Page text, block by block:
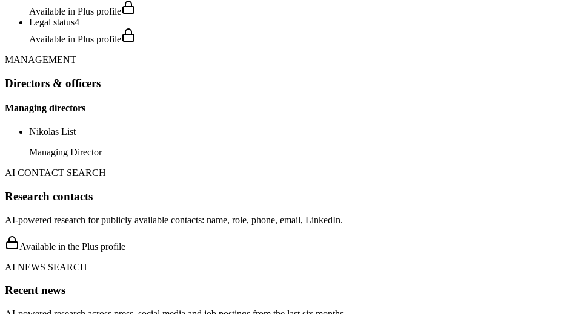
Available in Plus profile
Legal status4
Available in Plus profile
MANAGEMENT
Directors & officers
Managing directors
Nikolas List
Managing Director
AI CONTACT SEARCH
Research contacts
AI-powered research for publicly available contacts: name, role, phone, email, LinkedIn.
Available in the Plus profile
AI NEWS SEARCH
Recent news